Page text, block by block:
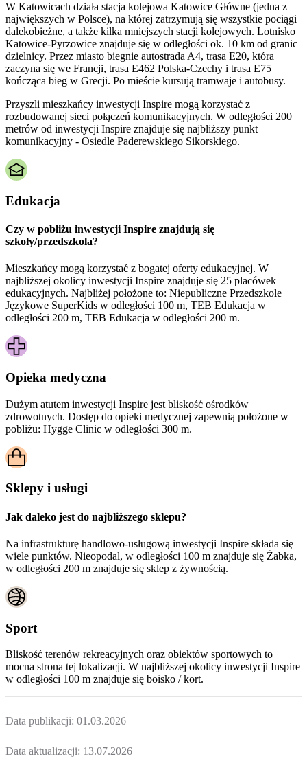
W Katowicach działa stacja kolejowa Katowice Główne (jedna z
największych w Polsce), na której zatrzymują się wszystkie pociągi
dalekobieżne, a także kilka mniejszych stacji kolejowych. Lotnisko
Katowice-Pyrzowice znajduje się w odległości ok. 10 km od granic
dzielnicy. Przez miasto biegnie autostrada A4, trasa E20, która
zaczyna się we Francji, trasa E462 Polska-Czechy i trasa E75
kończąca bieg w Grecji. Po mieście kursują tramwaje i autobusy.
Przyszli mieszkańcy inwestycji Inspire mogą korzystać z
rozbudowanej sieci połączeń komunikacyjnych. W odległości 200
metrów od inwestycji Inspire znajduje się najbliższy punkt
komunikacyjny - Osiedle Paderewskiego Sikorskiego.
Edukacja
Czy w pobliżu inwestycji Inspire znajdują się
szkoły/przedszkola?
Mieszkańcy mogą korzystać z bogatej oferty edukacyjnej. W
najbliższej okolicy inwestycji Inspire znajduje się 25 placówek
edukacyjnych. Najbliżej położone to: Niepubliczne Przedszkole
Językowe SuperKids w odległości 100 m, TEB Edukacja w
odległości 200 m, TEB Edukacja w odległości 200 m.
Opieka medyczna
Dużym atutem inwestycji Inspire jest bliskość ośrodków
zdrowotnych. Dostęp do opieki medycznej zapewnią położone w
pobliżu: Hygge Clinic w odległości 300 m.
Sklepy i usługi
Jak daleko jest do najbliższego sklepu?
Na infrastrukturę handlowo-usługową inwestycji Inspire składa się
wiele punktów. Nieopodal, w odległości 100 m znajduje się Żabka,
w odległości 200 m znajduje się sklep z żywnością.
Sport
Bliskość terenów rekreacyjnych oraz obiektów sportowych to
mocna strona tej lokalizacji. W najbliższej okolicy inwestycji Inspire
w odległości 100 m znajduje się boisko / kort.
Data publikacji: 01.03.2026
Data aktualizacji: 13.07.2026